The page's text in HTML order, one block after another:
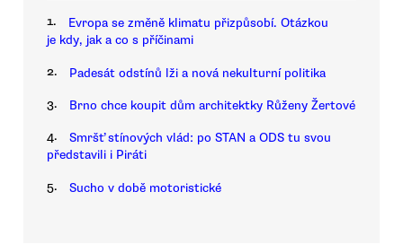
1.
Evropa se změně klimatu přizpůsobí. Otázkou
je kdy, jak a co s příčinami
2. Padesát odstínů lži a nová nekulturní politika
3. Brno chce koupit dům architektky Růženy Žertové
4.
Smršť stínových vlád: po STAN a ODS tu svou
představili i Piráti
5. Sucho v době motoristické